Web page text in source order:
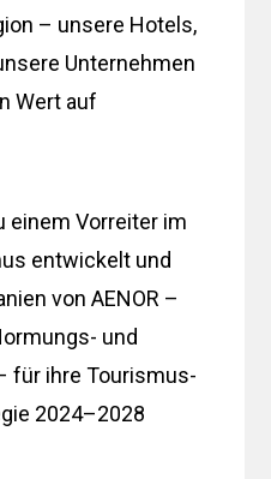
– unsere Hotels,
Unternehmen
Wert auf
einem Vorreiter im
entwickelt und
von AENOR –
und
für ihre Tourismus-
2024–2028